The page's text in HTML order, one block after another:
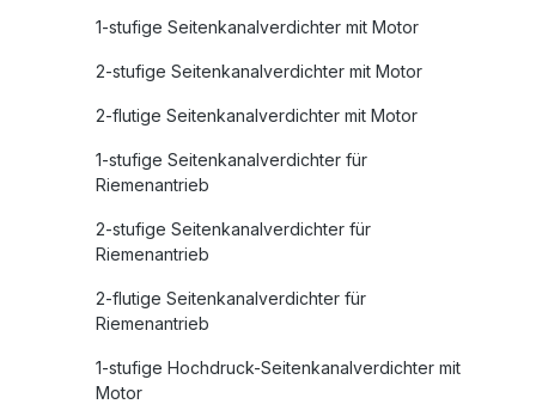
1-stufige Seitenkanalverdichter mit Motor
2-stufige Seitenkanalverdichter mit Motor
2-flutige Seitenkanalverdichter mit Motor
1-stufige Seitenkanalverdichter für
Riemenantrieb
2-stufige Seitenkanalverdichter für
Riemenantrieb
2-flutige Seitenkanalverdichter für
Riemenantrieb
1-stufige Hochdruck-Seitenkanalverdichter mit
Motor